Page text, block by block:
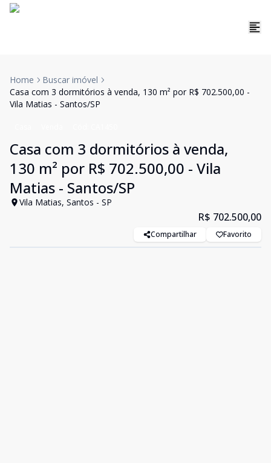
Home
Buscar imóvel
Casa com 3 dormitórios à venda, 130 m² por R$ 702.500,00 -
Vila Matias - Santos/SP
Casa com 3 dormitórios à venda,
130 m² por R$ 702.500,00 - Vila
Matias - Santos/SP
Vila Matias, Santos - SP
R$ 702.500,00
Compartilhar Favorito